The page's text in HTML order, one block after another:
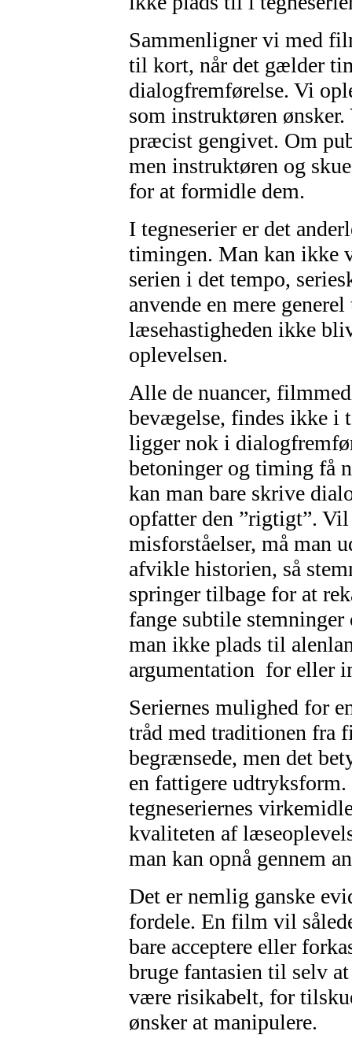
Sammenligner vi med
til kort, når det gælder
dialogfremførelse. Vi
som instruktøren
præcist gengivet. Om
men instruktøren og
for at formidle dem.
I tegneserier er det
timingen. Man kan ikke
serien i det tempo,
anvende en mere
læsehastigheden ikke
oplevelsen.
Alle de nuancer,
bevægelse, findes ikke i
ligger nok i
betoninger og timing få
kan man bare skrive
opfatter den ”rigtigt”.
misforståelser, må man
afvikle historien, så
springer tilbage for at
fange subtile stemninger
man ikke plads til
argumentation for eller
Seriernes mulighed for
tråd med traditionen fra
begrænsede, men det
en fattigere
tegneseriernes
kvaliteten af
man kan opnå gennem
Det er nemlig ganske
fordele. En film vil
bare acceptere eller
bruge fantasien til selv
være risikabelt, for
ønsker at manipulere.